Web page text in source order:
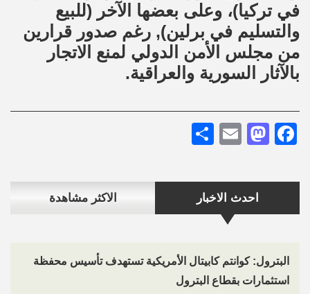
احدث الاخبار الاكثر مشاهدة
البترول: كوانتم كابيتال الأمريكية تستهدف تأسيس محفظة
استثمارات بقطاع البترول
في تركيا)، وعلى بعضها الآخر (للبيع
والتسليم في برلين), رغم صدور قرارين
من مجلس الأمن الدولي لمنع الاتجار
بالآثار السورية والعراقية.
Facebook
Mastodon
Email